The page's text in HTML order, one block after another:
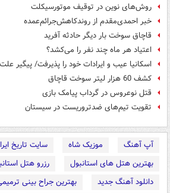
روش‌های نوین در توقیف موتورسیکلت
خبر احمدی‌مقدم از روندکاهش‌جرائم‌عمده
قاچاق سوخت بار دیگر حادثه آفرید
اعتیاد هر ماه چند نفر را می‌کشد؟
اسکانیا عیب و ایرادات خود را پذیرفت/ پیگیر
کشف 60 هزار لیتر سوخت قاچاق
قتل نوعروس در گرداب پيامک بازی
تقویت تیم‌های ضدتروریست در سیستان
آپ آهنگ موزیک شاه
سایت تاریخ
بهترین هتل های استانبول
رزرو هتل
دانلود آهنگ جدید
بهترین جراح بینی